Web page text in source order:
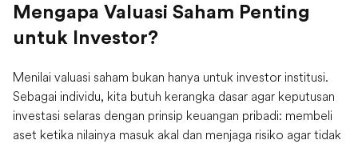
Mengapa Valuasi Saham Penting
untuk Investor?
Menilai valuasi saham bukan hanya untuk investor institusi.
Sebagai individu, kita butuh kerangka dasar agar keputusan
investasi selaras dengan prinsip keuangan pribadi: membeli
aset ketika nilainya masuk akal dan menjaga risiko agar tidak